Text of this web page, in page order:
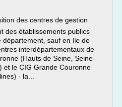
des centres de gestion
des établissements publics
département, sauf en Ile de
interdépartementaux de
(Hauts de Seine, Seine-
et le CIG Grande Couronne
- la...